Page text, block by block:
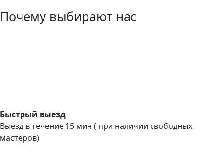
Почему выбирают нас
Быстрый выезд
Выезд в течение 15 мин ( при наличии свободных
мастеров)